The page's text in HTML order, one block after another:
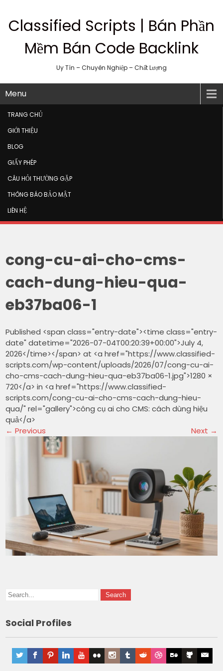
Classified Scripts | Bán Phần
Mềm Bán Code Backlink
Uy Tín – Chuyên Nghiệp – Chất Lượng
Menu
TRANG CHỦ
GIỚI THIỆU
BLOG
GIẤY PHÉP
CÂU HỎI THƯỜNG GẶP
THÔNG BÁO BẢO MẬT
LIÊN HỆ
cong-cu-ai-cho-cms-
cach-dung-hieu-qua-
eb37ba06-1
Published <span class="entry-date"><time class="entry-
date" datetime="2026-07-04T00:20:39+00:00">July 4,
2026</time></span> at <a href="https://www.classified-
scripts.com/wp-content/uploads/2026/07/cong-cu-ai-
cho-cms-cach-dung-hieu-qua-eb37ba06-1.jpg">1280 ×
720</a> in <a href="https://www.classified-
scripts.com/cong-cu-ai-cho-cms-cach-dung-hieu-
qua/" rel="gallery">công cụ ai cho CMS: cách dùng hiệu
quả</a>
← Previous Next →
Social Profiles